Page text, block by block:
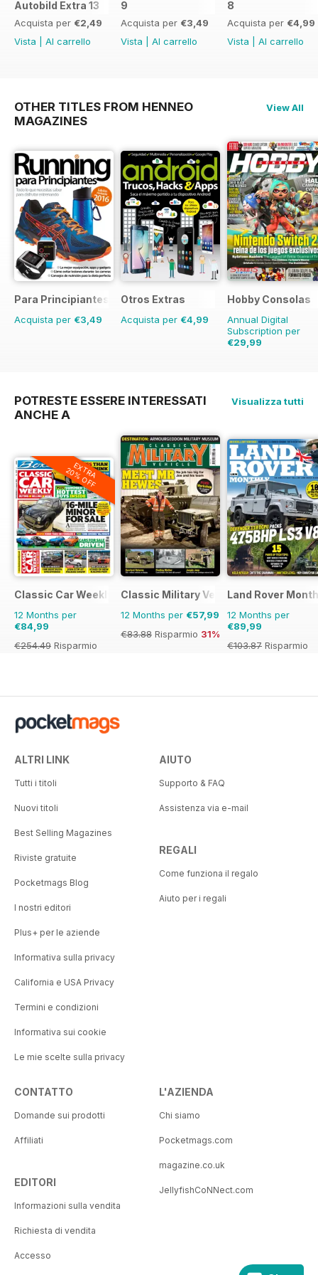
Autobild Extra 13
Acquista per €2,49
Vista
Al carrello
9
Acquista per €3,49
Vista
Al carrello
8
Acquista per €4,99
Vista
Al carrello
OTHER TITLES FROM HENNEO
MAGAZINES
View All
Para Principiantes
Acquista per €3,49
Otros Extras
Acquista per €4,99
Hobby Consolas
Annual Digital
Subscription per
€29,99
POTRESTE ESSERE INTERESSATI
ANCHE A
Visualizza tutti
EXTRA
20% OFF
Classic Car Weekly
12 Months per
€84,99
€254.49 Risparmio
Classic Military Vehicle
12 Months per €57,99
€83.88 Risparmio 31%
Land Rover
12 Months per
€89,99
€103.87 Risparmio
ALTRI LINK
Tutti i titoli
Nuovi titoli
Best Selling Magazines
Riviste gratuite
Pocketmags Blog
I nostri editori
Plus+ per le aziende
Informativa sulla privacy
California e USA Privacy
Termini e condizioni
Informativa sui cookie
Le mie scelte sulla privacy
AIUTO
Supporto & FAQ
Assistenza via e-mail
REGALI
Come funziona il regalo
Aiuto per i regali
CONTATTO
Domande sui prodotti
Affiliati
EDITORI
Informazioni sulla vendita
Richiesta di vendita
Accesso
L'AZIENDA
Chi siamo
Pocketmags.com
magazine.co.uk
JellyfishCoNNect.com